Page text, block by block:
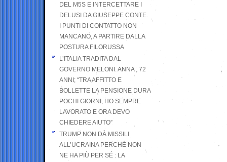
DEL M5S E INTERCETTARE I
DELUSI DA GIUSEPPE CONTE.
I PUNTI DI CONTATTO NON
MANCANO, A PARTIRE DALLA
POSTURA FILORUSSA
L’ITALIA TRADITA DAL
GOVERNO MELONI. ANNA , 72
ANNI; “TRA AFFITTO E
BOLLETTE LA PENSIONE DURA
POCHI GIORNI, HO SEMPRE
LAVORATO E ORA DEVO
CHIEDERE AIUTO”
TRUMP NON DÀ MISSILI
ALL’UCRAINA PERCHÉ NON
NE HA PIÙ PER SÉ : LA